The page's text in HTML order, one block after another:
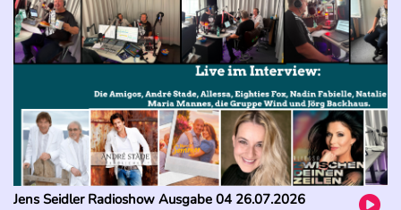
Jens Seidler Radioshow Ausgabe 04 26.07.2026